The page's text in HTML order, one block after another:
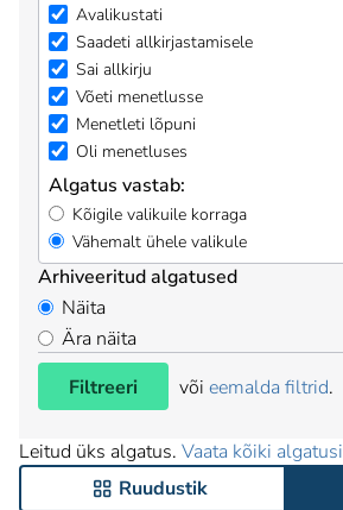
Avalikustati
Saadeti allkirjastamisele
Sai allkirju
Võeti menetlusse
Menetleti lõpuni
Oli menetluses
Algatus vastab:
Kõigile valikuile korraga
Vähemalt ühele valikule
Arhiveeritud algatused
Näita
Ära näita
Filtreeri
või eemalda filtrid.
Leitud üks algatus. Vaata kõiki algatusi
Ruudustik